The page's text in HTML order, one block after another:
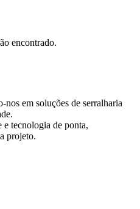
encontrado.
em soluções de serralharia
e tecnologia de ponta,
projeto.